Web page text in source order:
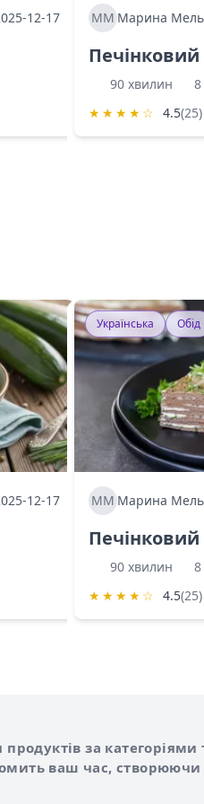
12-17 МММарина
Печінковий
90 хвилин
8
★ ★ ★ ★ ☆ 4.5(25)
12-17
Українська Обід
МММарина
Печінковий
90 хвилин
8
★ ★ ★ ★ ☆ 4.5(25)
за категоріями
ваш час, створюючи